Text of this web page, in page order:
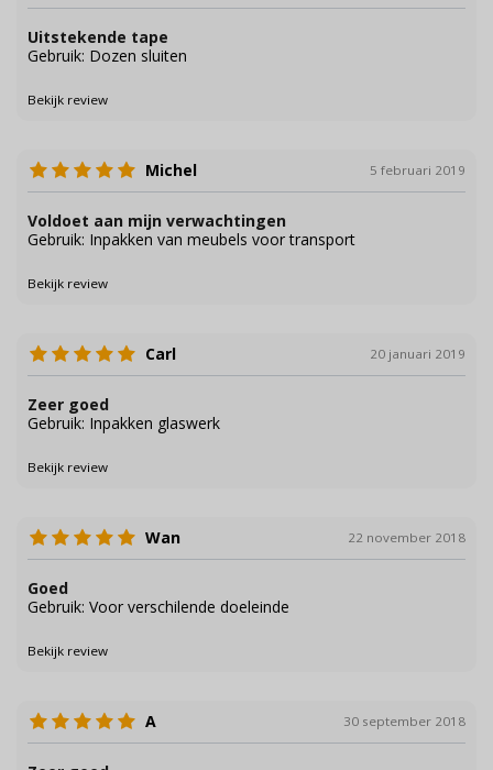
Uitstekende tape
Gebruik: Dozen sluiten
Bekijk review
Michel 5 februari 2019
Voldoet aan mijn verwachtingen
Gebruik: Inpakken van meubels voor transport
Bekijk review
Carl 20 januari 2019
Zeer goed
Gebruik: Inpakken glaswerk
Bekijk review
Wan 22 november 2018
Goed
Gebruik: Voor verschilende doeleinde
Bekijk review
A 30 september 2018